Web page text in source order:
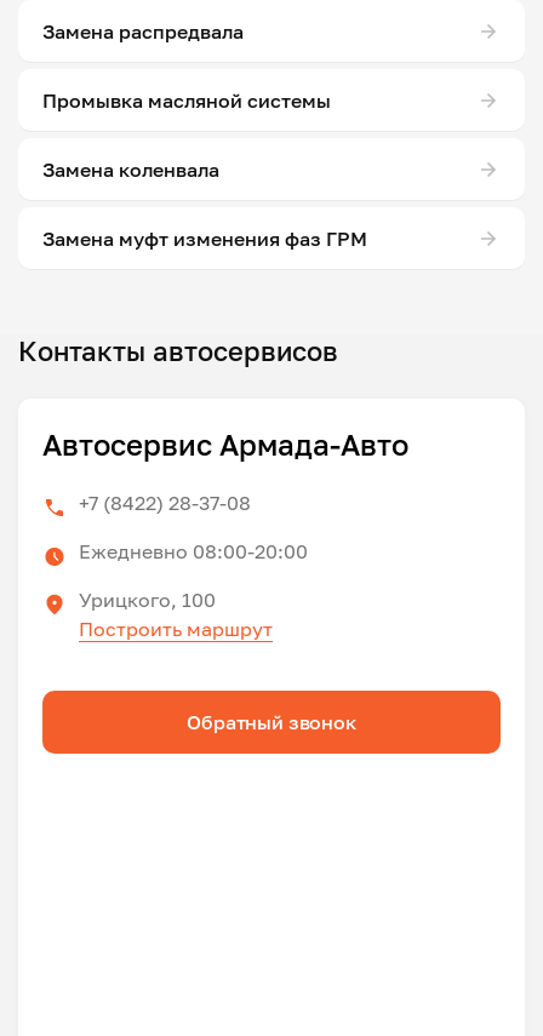
Замена распредвала
Промывка масляной системы
Замена коленвала
Замена муфт изменения фаз ГРМ
Контакты автосервисов
Автосервис Армада-Авто
+7 (8422) 28-37-08
Ежедневно 08:00-20:00
Урицкого, 100
Построить маршрут
Обратный звонок